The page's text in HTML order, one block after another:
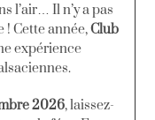
l’air… Il n’y a pas
! Cette année,Club
expérience
2026, laissez-